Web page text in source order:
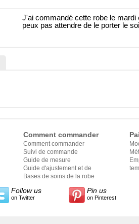
J'ai commandé cette robe le
peux pas attendre de le porter le
Comment commander
Comment commander
Suivi de commande
Guide de mesure
Guide d'ajustement et de
style
Bases de soins de la robe
Follow us
on Twitter
Pin us
on Pinterest